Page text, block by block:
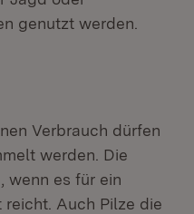
genutzt werden.
Verbrauch dürfen
werden. Die
wenn es für ein
Auch Pilze die